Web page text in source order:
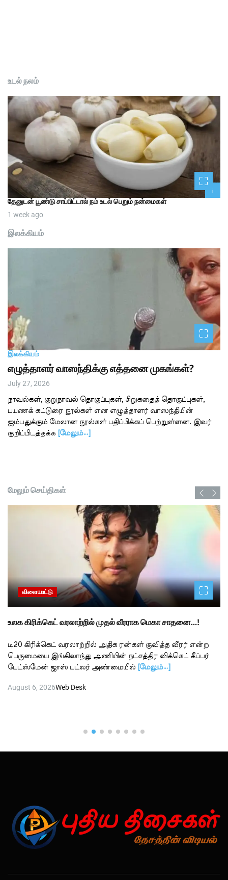
உடல் நலம்
1
தேனுடன் பூண்டு சாப்பிட்டால் நம் உடல் பெறும் நன்மைகள்
1 week ago
இலக்கியம்
இலக்கியம்
எழுத்தாளர் வாஸந்திக்கு எத்தனை முகங்கள்?
July 27, 2026
நாவல்கள், குறுநாவல் தொகுப்புகள், சிறுகதைத் தொகுப்புகள்,
பயணக் கட்டுரை நூல்கள் என எழுத்தாளர் வாஸந்தியின்
ஐம்பதுக்கும் மேலான நூல்கள் பதிப்பிக்கப் பெற்றுள்ளன. இவர்
குறிப்பிடத்தக்க
[மேலும்…]
மேலும் செய்திகள்
விளையாட்டு
உலக கிரிக்கெட் வரலாற்றில் முதல் வீரராக மெகா சாதனை…!
டி20 கிரிக்கெட் வரலாற்றில் அதிக ரன்கள் குவித்த வீரர் என்ற
பெருமையை இங்கிலாந்து அணியின் நட்சத்திர விக்கெட் கீப்பர்
பேட்ஸ்மேன் ஜாஸ் பட்லர் அண்மையில்
[மேலும்…]
August 6, 2026Web Desk